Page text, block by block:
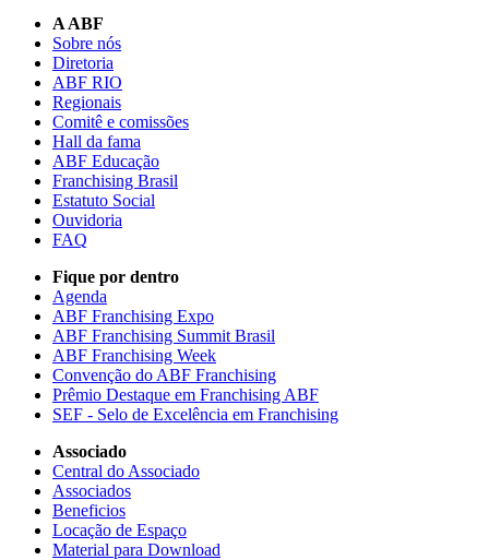
A ABF
Sobre nós
Diretoria
ABF RIO
Regionais
Comitê e comissões
Hall da fama
ABF Educação
Franchising Brasil
Estatuto Social
Ouvidoria
FAQ
Fique por dentro
Agenda
ABF Franchising Expo
ABF Franchising Summit Brasil
ABF Franchising Week
Convenção do ABF Franchising
Prêmio Destaque em Franchising ABF
SEF - Selo de Excelência em Franchising
Associado
Central do Associado
Associados
Beneficios
Locação de Espaço
Material para Download